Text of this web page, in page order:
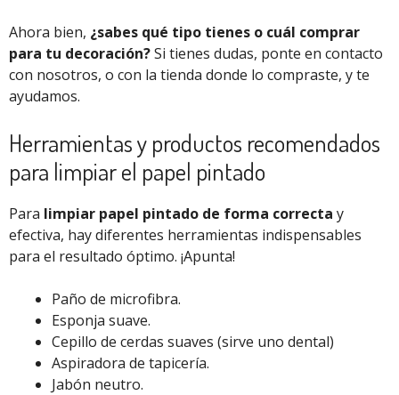
Ahora bien, ¿sabes qué tipo tienes o cuál comprar
para tu decoración?Si tienes dudas, ponte en contacto
con nosotros, o con la tienda donde lo compraste, y te
ayudamos.
Herramientas y productos recomendados
para limpiar el papel pintado
Para limpiar papel pintado de forma correcta y
efectiva, hay diferentes herramientas indispensables
para el resultado óptimo. ¡Apunta!
Paño de microfibra.
Esponja suave.
Cepillo de cerdas suaves (sirve uno dental)
Aspiradora de tapicería.
Jabón neutro.